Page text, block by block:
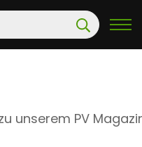
unserem PV